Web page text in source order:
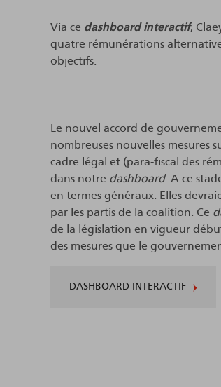
Via ce dashboard interactif,
quatre rémunérations
objectifs.
Le nouvel accord de
nombreuses nouvelles mesures
cadre légal et (para-fiscal des
dans notre dashboard. A ce
en termes généraux. Elles
par les partis de la coalition. Ce
de la législation en vigueur
des mesures que le
DASHBOARD INTERACTIF